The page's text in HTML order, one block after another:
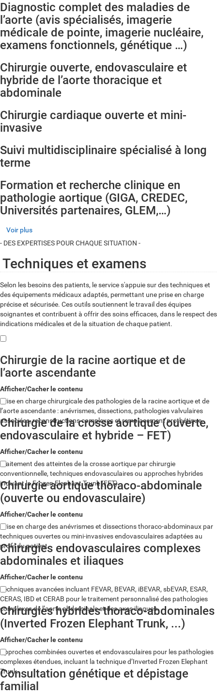
Diagnostic complet des maladies de
l’aorte (avis spécialisés, imagerie
médicale de pointe, imagerie nucléaire,
examens fonctionnels, génétique …)
Chirurgie ouverte, endovasculaire et
hybride de l’aorte thoracique et
abdominale
Chirurgie cardiaque ouverte et mini-
invasive
Suivi multidisciplinaire spécialisé à long
terme
Formation et recherche clinique en
pathologie aortique (GIGA, CREDEC,
Universités partenaires, GLEM,…)
Voir plus
- DES EXPERTISES POUR CHAQUE SITUATION -
Techniques et examens
Selon les besoins des patients, le service s'appuie sur des techniques et
des équipements médicaux adaptés, permettant une prise en charge
précise et sécurisée. Ces outils soutiennent le travail des équipes
soignantes et contribuent à offrir des soins efficaces, dans le respect des
indications médicales et de la situation de chaque patient.
Chirurgie de la racine aortique et de
l’aorte ascendante
Afficher/Cacher le contenu
Prise en charge chirurgicale des pathologies de la racine aortique et de
l’aorte ascendante : anévrismes, dissections, pathologies valvulaires
associées, reconstructions complexes et remplacement prothétique.
Chirurgie de la crosse aortique (ouverte,
endovasculaire et hybride – FET)
Afficher/Cacher le contenu
Traitement des atteintes de la crosse aortique par chirurgie
conventionnelle, techniques endovasculaires ou approches hybrides
incluant la Frozen Elephant Trunk (FET).
Chirurgie aortique thoraco-abdominale
(ouverte ou endovasculaire)
Afficher/Cacher le contenu
Prise en charge des anévrismes et dissections thoraco-abdominaux par
techniques ouvertes ou mini-invasives endovasculaires adaptées au
profil du patient.
Chirurgies endovasculaires complexes
abdominales et iliaques
Afficher/Cacher le contenu
Techniques avancées incluant FEVAR, BEVAR, iBEVAR, sbEVAR, ESAR,
CERAS, IBD et CERAB pour le traitement personnalisé des pathologies
complexes de l’aorte abdominale et des axes iliaques.
Chirurgies hybrides thoraco-abdominales
(Inverted Frozen Elephant Trunk, ...)
Afficher/Cacher le contenu
Approches combinées ouvertes et endovasculaires pour les pathologies
complexes étendues, incluant la technique d’Inverted Frozen Elephant
Trunk.
Consultation génétique et dépistage
familial